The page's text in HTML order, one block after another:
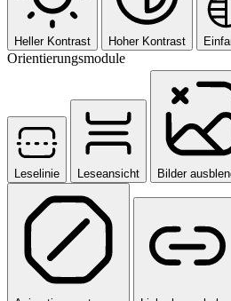
Heller Kontrast Hoher Kontrast
Orientierungsmodule
Leselinie Leseansicht Bilder